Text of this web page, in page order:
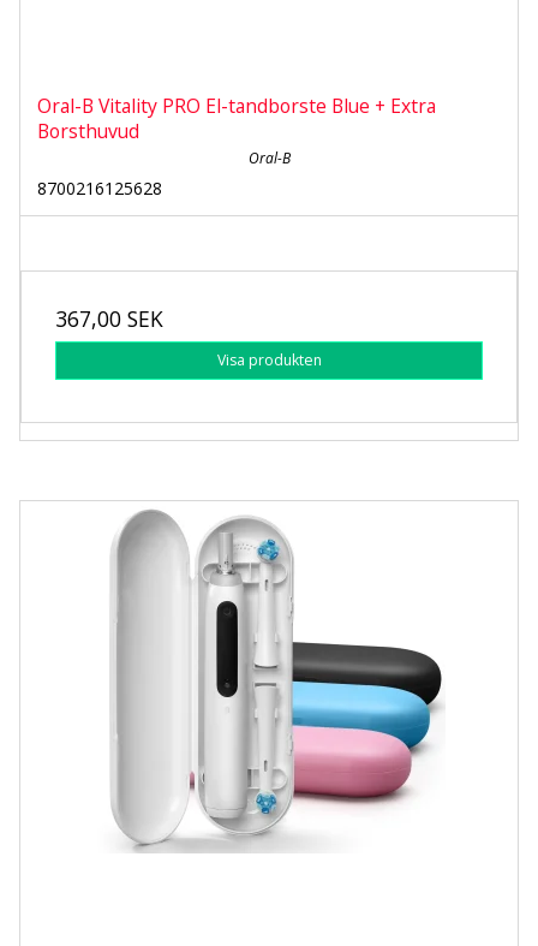
Oral-B Vitality PRO El-tandborste Blue + Extra
Borsthuvud
Oral-B
8700216125628
367,00 SEK
Visa produkten